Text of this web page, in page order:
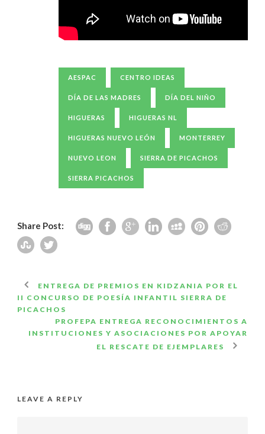
AESPAC CENTRO IDEAS
DÍA DE LAS MADRES DÍA DEL NIÑO
HIGUERAS HIGUERAS NL
HIGUERAS NUEVO LEÓN MONTERREY
NUEVO LEON SIERRA DE PICACHOS
SIERRA PICACHOS
Share Post:
ENTREGA DE PREMIOS EN KIDZANIA POR EL
II CONCURSO DE POESÍA INFANTIL SIERRA DE
PICACHOS
PROFEPA ENTREGA RECONOCIMIENTOS A
INSTITUCIONES Y ASOCIACIONES POR APOYAR
EL RESCATE DE EJEMPLARES
LEAVE A REPLY